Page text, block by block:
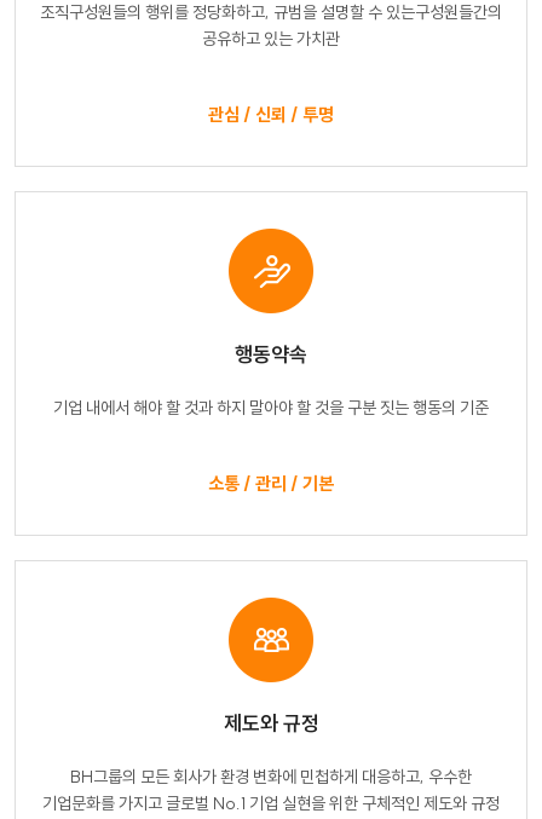
조직구성원들의 행위를 정당화하고, 규범을 설명할 수 있는구성원들간의
공유하고 있는 가치관
관심 / 신뢰 / 투명
행동약속
기업 내에서 해야 할 것과하지 말아야 할 것을 구분 짓는행동의 기준
소통 / 관리 / 기본
제도와 규정
BH그룹의 모든 회사가 환경 변화에 민첩하게 대응하고, 우수한
기업문화를가지고 글로벌 No.1 기업 실현을 위한 구체적인 제도와 규정